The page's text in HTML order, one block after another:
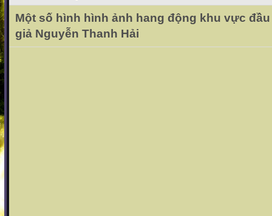
Một số hình hình ảnh hang động khu vực
giả Nguyễn Thanh Hải